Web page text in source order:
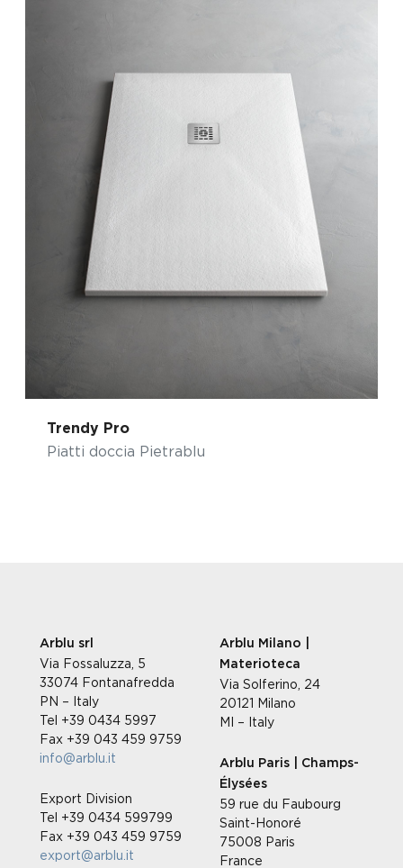
Trendy Pro
Piatti doccia Pietrablu
Arblu srl
Via Fossaluzza, 5
33074 Fontanafredda
PN – Italy
Tel +39 0434 5997
Fax +39 043 459 9759
info@arblu.it
Export Division
Tel +39 0434 599799
Fax +39 043 459 9759
export@arblu.it
Arblu Milano |
Materioteca
Via Solferino, 24
20121 Milano
MI – Italy
Arblu Paris | Champs-
Élysées
59 rue du Faubourg
Saint-Honoré
75008 Paris
France